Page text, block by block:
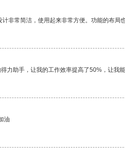
非常简洁，使用起来非常方便。功能的布局
力助手，让我的工作效率提高了50%，让我
油